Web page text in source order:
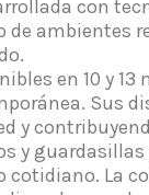
con
de ambientes
en 10 y
Sus
y
y
cotidiano. La